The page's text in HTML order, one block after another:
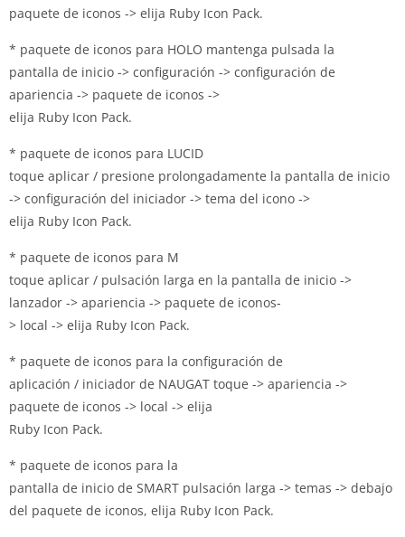
paquete de iconos -> elija Ruby Icon Pack.
* paquete de iconos para HOLO mantenga pulsada la
pantalla de inicio -> configuración -> configuración de
apariencia -> paquete de iconos ->
elija Ruby Icon Pack.
* paquete de iconos para LUCID
toque aplicar / presione prolongadamente la pantalla de inicio
-> configuración del iniciador -> tema del icono ->
elija Ruby Icon Pack.
* paquete de iconos para M
toque aplicar / pulsación larga en la pantalla de inicio ->
lanzador -> apariencia -> paquete de iconos-
> local -> elija Ruby Icon Pack.
* paquete de iconos para la configuración de
aplicación / iniciador de NAUGAT toque -> apariencia ->
paquete de iconos -> local -> elija
Ruby Icon Pack.
* paquete de iconos para la
pantalla de inicio de SMART pulsación larga -> temas -> debajo
del paquete de iconos, elija Ruby Icon Pack.